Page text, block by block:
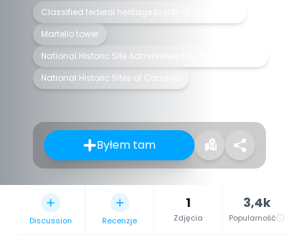
Classified federal heritage building of Canada
Martello tower
National Historic Site Administered by Parks Canada
National Historic Sites of Canada
Byłem tam
Discussion Recenzje
1
Zdjęcia
3,4k
Popularność